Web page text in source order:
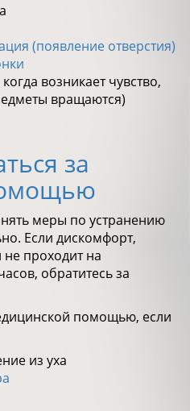
(появление отверстия)
возникает чувство,
вращаются)
за
меры по устранению
Если дискомфорт,
проходит на
обратитесь за
помощью, если
из уха